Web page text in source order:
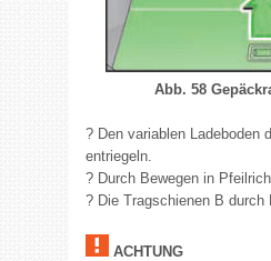
Abb. 58
? Den variablen Ladeboden
entriegeln.
? Durch Bewegen in
? Die Tragschienen B
ACHTUNG